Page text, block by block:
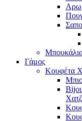
Γάμος
Κουφέτα